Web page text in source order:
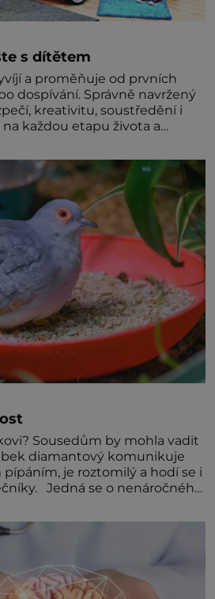
zahradu ani
Její příběh je
s dítětem
a proměňuje od prvních
dospívání. Správně navržený
kreativitu, soustředění i
každou etapu života a
Pro nejmenší je klíčová
a bezpečí, proto by pokoj
především klidně a útulně.